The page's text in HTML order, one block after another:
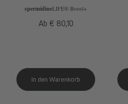
spermidineLIFE® Boost+
Normaler
Ab € 80,10